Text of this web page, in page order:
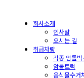
회사소개
인사말
오시는 길
취급차량
각종 암롤박
암롤트럭
음식물수거